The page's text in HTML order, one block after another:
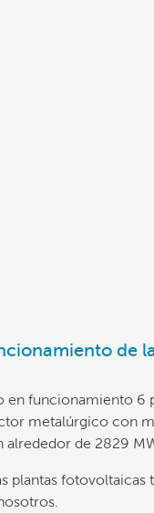
de
en funcionamiento 6
metalúrgico con
alrededor de 2829
plantas